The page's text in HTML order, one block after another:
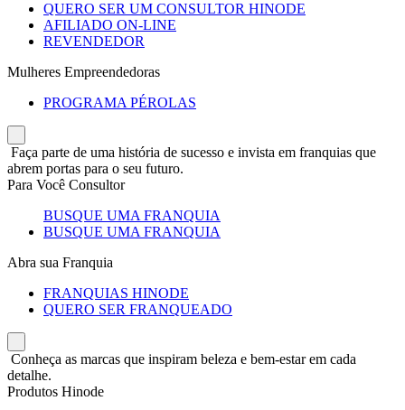
QUERO SER UM CONSULTOR HINODE
AFILIADO ON-LINE
REVENDEDOR
Mulheres Empreendedoras
PROGRAMA PÉROLAS
Faça parte de uma história de sucesso e invista em franquias que
abrem portas para o seu futuro.
Para Você Consultor
BUSQUE UMA FRANQUIA
BUSQUE UMA FRANQUIA
Abra sua Franquia
FRANQUIAS HINODE
QUERO SER FRANQUEADO
Conheça as marcas que inspiram beleza e bem-estar em cada
detalhe.
Produtos Hinode